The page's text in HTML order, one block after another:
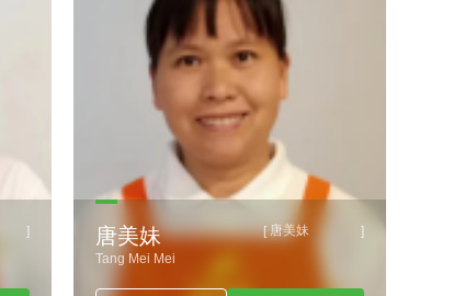
] [ 唐美妹 ]
唐美妹
Tang Mei Mei